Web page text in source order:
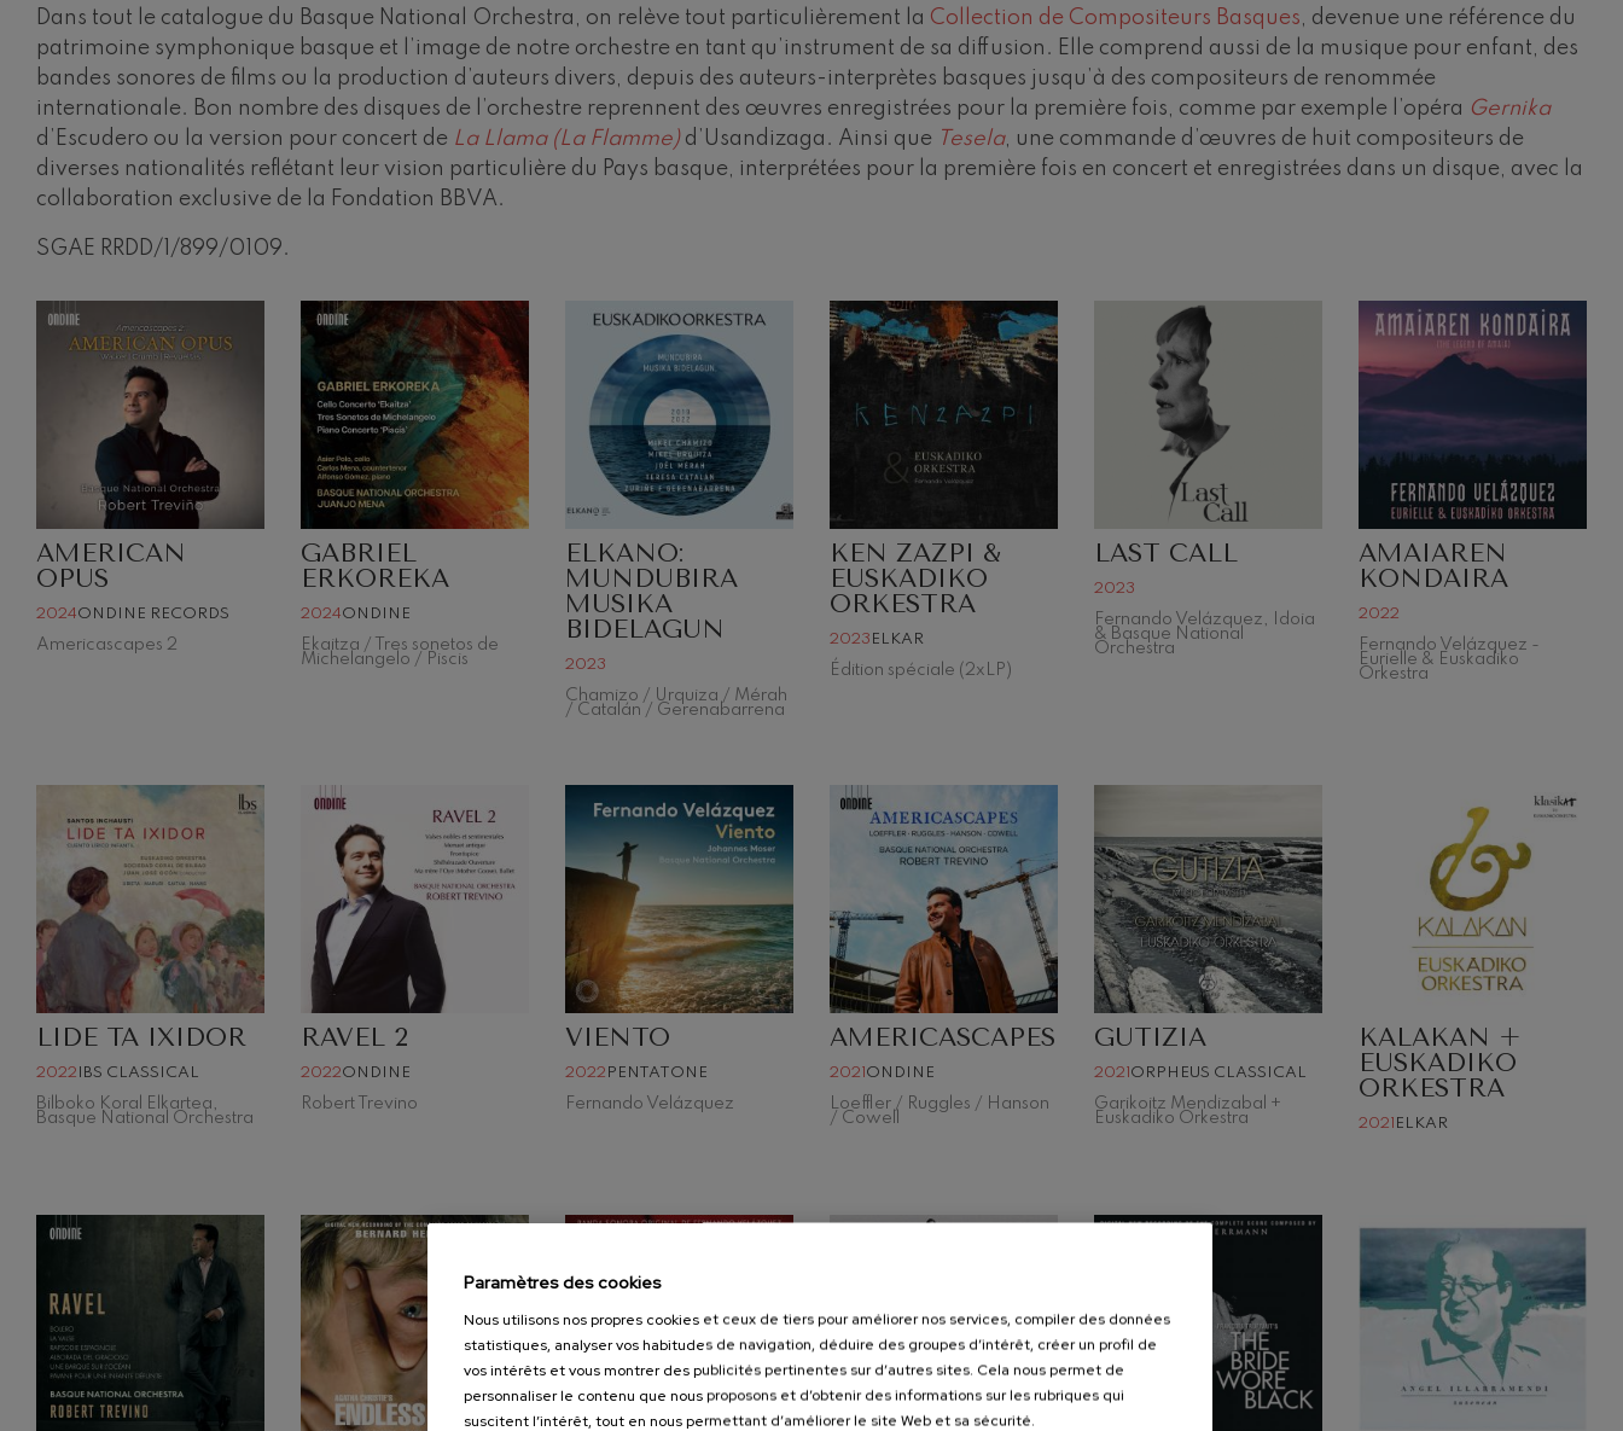
Dans tout le catalogue du Basque National Orchestra, on relève tout particulièrement la Collection de Compositeurs Basques, devenue une référence du
patrimoine symphonique basque et l’image de notre orchestre en tant qu’instrument de sa diffusion. Elle comprend aussi de la musique pour enfant, des
bandes sonores de films ou la production d’auteurs divers, depuis des auteurs-interprètes basques jusqu’à des compositeurs de renommée
internationale. Bon nombre des disques de l’orchestre reprennent des œuvres enregistrées pour la première fois, comme par exemple l’opéra Gernika
d’Escudero ou la version pour concert de La Llama (La Flamme)d’Usandizaga. Ainsi que Tesela, une commande d’œuvres de huit compositeurs de
diverses nationalités reflétant leur vision particulière du Pays basque, interprétées pour la première fois en concert et enregistrées dans un disque, avec la
collaboration exclusive de la Fondation BBVA.
SGAE RRDD/1/899/0109.
AMERICAN
OPUS
2024ONDINE RECORDS
Americascapes 2
GABRIEL
ERKOREKA
2024ONDINE
Ekaitza / Tres sonetos de
Michelangelo / Piscis
ELKANO:
MUNDUBIRA
MUSIKA
BIDELAGUN
2023
Chamizo / Urquiza / Mérah
/ Catalán / Gerenabarrena
KEN ZAZPI &
EUSKADIKO
ORKESTRA
2023 ELKAR
Édition spéciale (2xLP)
LAST CALL
2023
Fernando Velázquez, Idoia
& Basque National
Orchestra
AMAIAREN
KONDAIRA
2022
Fernando Velázquez -
Eurielle & Euskadiko
Orkestra
LIDE TA IXIDOR
2022 IBS CLASSICAL
Bilboko Koral Elkartea,
Basque National Orchestra
RAVEL 2
2022ONDINE
Robert Trevino
VIENTO
2022 PENTATONE
Fernando Velázquez
AMERICASCAPES
2021 ONDINE
Loeffler / Ruggles / Hanson
/ Cowell
GUTIZIA
2021 ORPHEUS CLASSICAL
Garikoitz Mendizabal +
Euskadiko Orkestra
KALAKAN +
EUSKADIKO
ORKESTRA
2021 ELKAR
C. Franck: Variations symphoniques
C. Franck
J. Brahms: Symphonie nº4
J. Brahms
J. C. Arriaga: Los esclavos felices. Ouverture
J. C. Arriaga
El cant dels ocells
Populaire / Pau Casals
Franz Schmidt: Symphonie nº4
Franz Schmidt
Franz Schubert: Chant nocturne dans la forêt
Franz Schubert
Johannes Brahms: Symphonie nº2
Antonin Dvorak: Symphonie nº6
Ludwig van Beethoven: Symphonie nº2
Wolfgang Amadeus Mozart: Concerto pour
Violon nº5
Wolfgang Amadeus Mozart
Max Bruch: Kol nidrei
Max Bruch
Franz Schubert
Wolfgang Amadeus Mozart: Concerto pour
clarinette
Wolfgang Amadeus Mozart
Paramètres des cookies
Nous utilisons nos propres cookies et ceux de tiers pour améliorer nos services, compiler des données
statistiques, analyser vos habitudes de navigation, déduire des groupes d’intérêt, créer un profil de
vos intérêts et vous montrer des publicités pertinentes sur d’autres sites. Cela nous permet de
personnaliser le contenu que nous proposons et d’obtenir des informations sur les rubriques qui
suscitent l’intérêt, tout en nous permettant d’améliorer le site Web et sa sécurité.